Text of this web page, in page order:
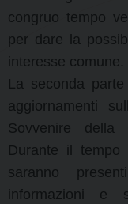
congruo tempo
per dare la
interesse comune.
La seconda
aggiornamenti
Sovvenire della
Durante il tempo
saranno
informazioni e